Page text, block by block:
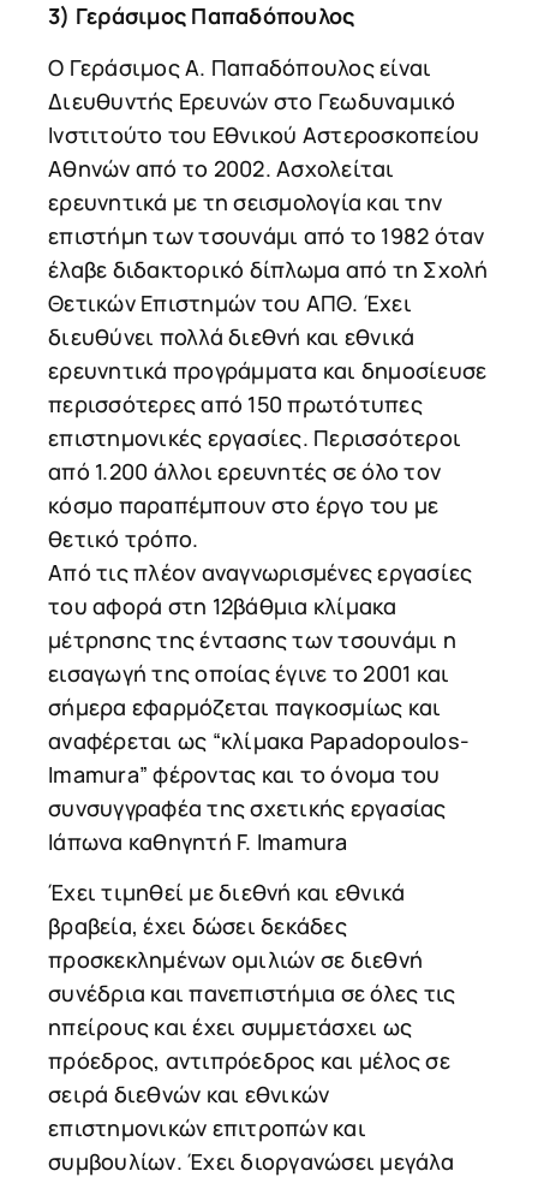
3) Γεράσιμος Παπαδόπουλος
Ο Γεράσιμος Α. Παπαδόπουλος είναι
Διευθυντής Ερευνών στο Γεωδυναμικό
Ινστιτούτο του Εθνικού Αστεροσκοπείου
Αθηνών από το 2002. Ασχολείται
ερευνητικά με τη σεισμολογία και την
επιστήμη των τσουνάμι από το 1982 όταν
έλαβε διδακτορικό δίπλωμα από τη Σχολή
Θετικών Επιστημών του ΑΠΘ. Έχει
διευθύνει πολλά διεθνή και εθνικά
ερευνητικά προγράμματα και δημοσίευσε
περισσότερες από 150 πρωτότυπες
επιστημονικές εργασίες. Περισσότεροι
από 1.200 άλλοι ερευνητές σε όλο τον
κόσμο παραπέμπουν στο έργο του με
θετικό τρόπο.
Από τις πλέον αναγνωρισμένες εργασίες
του αφορά στη 12βάθμια κλίμακα
μέτρησης της έντασης των τσουνάμι η
εισαγωγή της οποίας έγινε το 2001 και
σήμερα εφαρμόζεται παγκοσμίως και
αναφέρεται ως “κλίμακα Papadopoulos-
Imamura” φέροντας και το όνομα του
συνσυγγραφέα της σχετικής εργασίας
Iάπωνα καθηγητή F. Imamura
Έχει τιμηθεί με διεθνή και εθνικά
βραβεία, έχει δώσει δεκάδες
προσκεκλημένων ομιλιών σε διεθνή
συνέδρια και πανεπιστήμια σε όλες τις
ηπείρους και έχει συμμετάσχει ως
πρόεδρος, αντιπρόεδρος και μέλος σε
σειρά διεθνών και εθνικών
επιστημονικών επιτροπών και
συμβουλίων. Έχει διοργανώσει μεγάλα